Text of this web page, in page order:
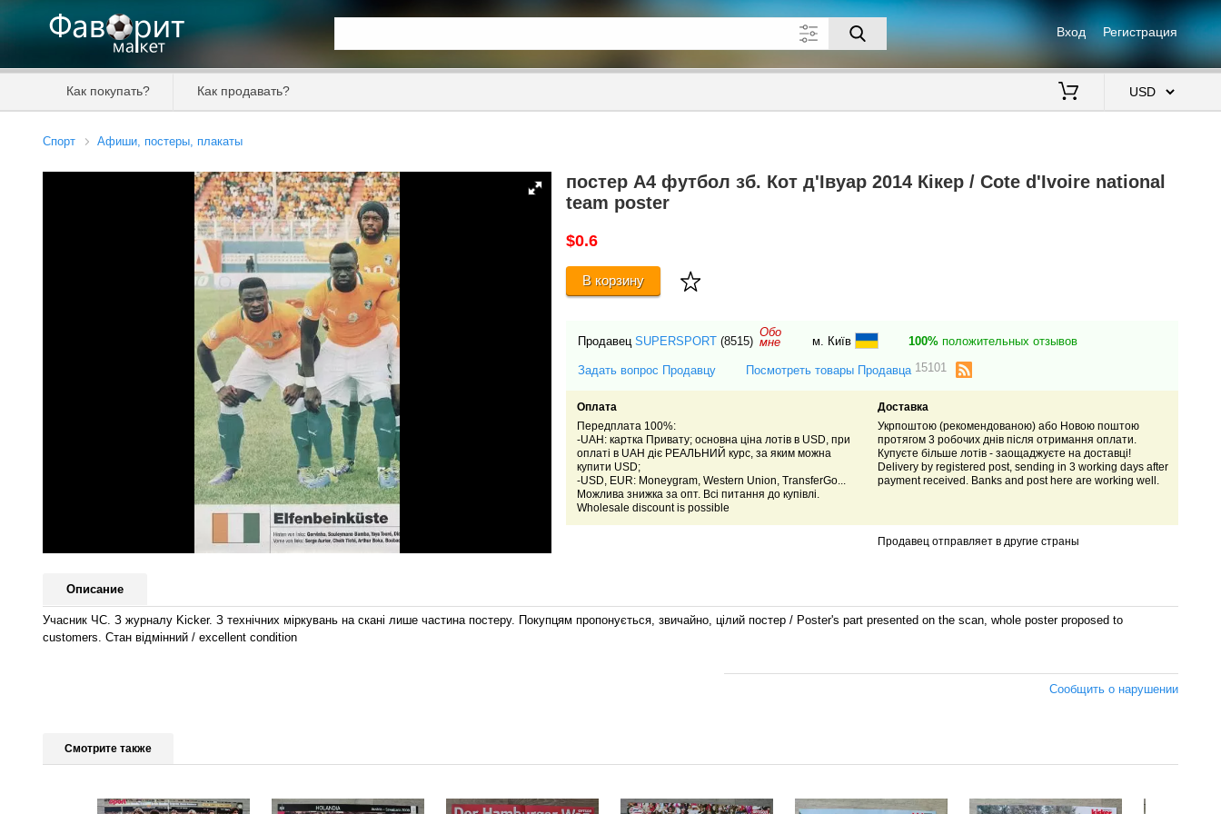
Вход Регистрация
Как покупать? Как продавать?
Спорт Афиши, постеры, плакаты
постер А4 футбол зб. Кот д'Івуар 2014 Кікер / Cote d'Ivoire national
team poster
$0.6
В корзину
Продавец SUPERSPORT (8515)
Обо
мне м. Київ 100%положительных отзывов
Задать вопрос Продавцу Посмотреть товары Продавца 15101
Оплата
Передплата 100%:
-UAH: картка Привату; основна ціна лотів в USD, при
оплаті в UAH діє РЕАЛЬНИЙ курс, за яким можна
купити USD;
-USD, EUR: Moneygram, Western Union, TransferGo...
Можлива знижка за опт. Всі питання до купівлі.
Wholesale discount is possible
Доставка
Укрпоштою (рекомендованою) або Новою поштою
протягом 3 робочих днів після отримання оплати.
Купуєте більше лотів - заощаджуєте на доставці!
Delivery by registered post, sending in 3 working days after
payment received. Banks and post here are working well.
Продавец отправляет в другие страны
Описание
Учасник ЧС. З журналу Kicker. З технічних міркувань на скані лише частина постеру. Покупцям пропонується, звичайно, цілий постер / Poster's part presented on the scan, whole poster proposed to
customers. Стан відмінний / excellent condition
Сообщить о нарушении
Смотрите также